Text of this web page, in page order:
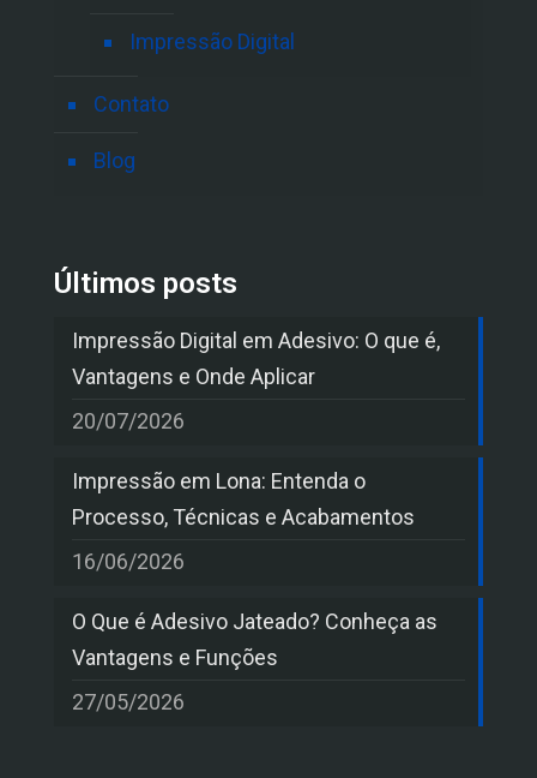
Impressão Digital
Contato
Blog
Últimos posts
Impressão Digital em Adesivo: O que é,
Vantagens e Onde Aplicar
20/07/2026
Impressão em Lona: Entenda o
Processo, Técnicas e Acabamentos
16/06/2026
O Que é Adesivo Jateado? Conheça as
Vantagens e Funções
27/05/2026